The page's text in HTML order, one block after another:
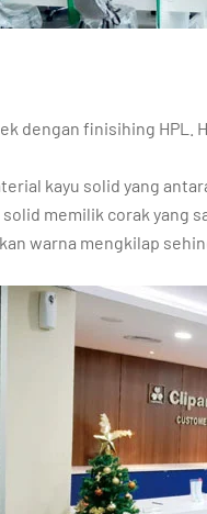
dengan finisihing
kayu solid yang
memilik corak
warna mengkilap